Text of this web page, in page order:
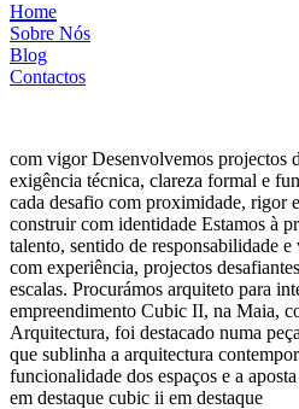
Home
Sobre Nós
Blog
Contactos
com vigor Desenvolvemos projectos
exigência técnica, clareza formal e
cada desafio com proximidade, rigor
construir com identidade Estamos à
talento, sentido de responsabilidade
com experiência, projectos
escalas. Procurámos arquiteto para
empreendimento Cubic II, na Maia,
Arquitectura, foi destacado numa
que sublinha a arquitectura
funcionalidade dos espaços e a
em destaque cubic ii em destaque